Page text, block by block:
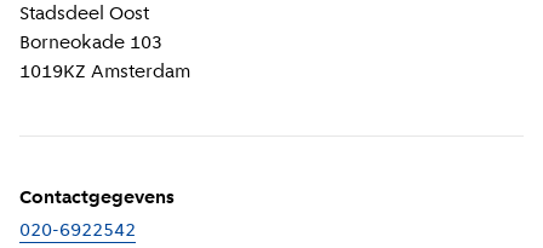
Locatiegegevens
Stadsdeel Oost
Borneokade 103
1019KZ Amsterdam
Contactgegevens
020-6922542